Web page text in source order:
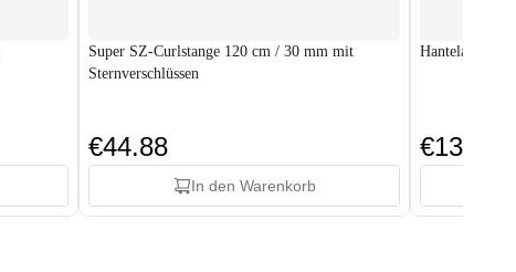
Super SZ-Curlstange 120 cm / 30 mm mit
Sternverschlüssen
€44.88
In den Warenkorb
Hantelablage
€136.88